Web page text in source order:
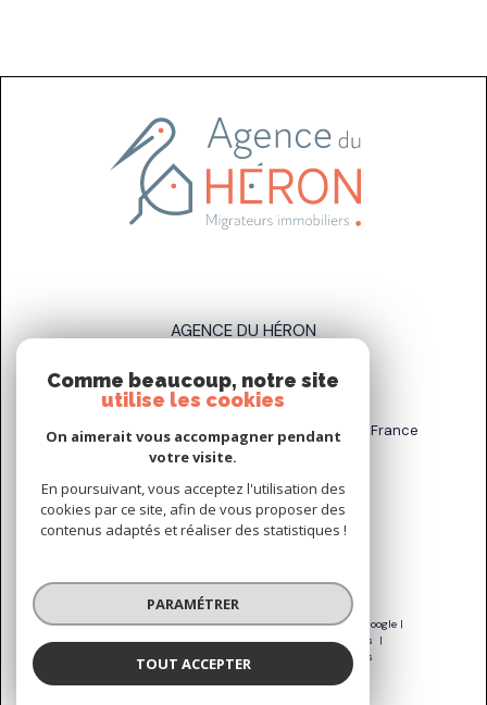
AGENCE DU HÉRON
07 83 89 58 93
sarah.stahl@agenceduheron.fr
6 bis Rue de la Grande Maison, 77890 Arville, France
NOUS SUIVRE SUR
© 2026 | Tous droits réservés | Traduction powered by Google |
Nos honoraires
Plan du site
Mentions légales
Admin
Nos liens Politique RGPD Cookies
Comme beaucoup, notre site
utilise les cookies
On aimerait vous accompagner pendant
votre visite.
En poursuivant, vous acceptez l'utilisation des
cookies par ce site, afin de vous proposer des
contenus adaptés et réaliser des statistiques !
PARAMÉTRER
TOUT ACCEPTER